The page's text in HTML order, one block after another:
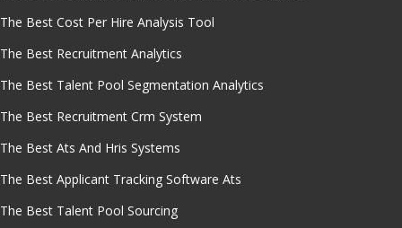
The Best Cost Per Hire Analysis Tool
The Best Recruitment Analytics
The Best Talent Pool Segmentation Analytics
The Best Recruitment Crm System
The Best Ats And Hris Systems
The Best Applicant Tracking Software Ats
The Best Talent Pool Sourcing